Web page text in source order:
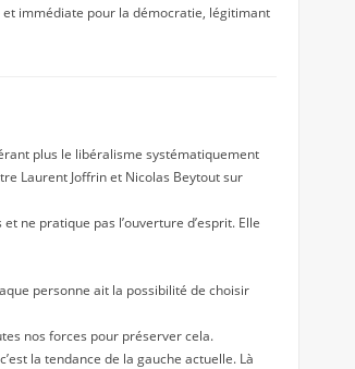
et immédiate pour la démocratie, légitimant
plus le libéralisme systématiquement
Laurent Joffrin et Nicolas Beytout sur
ne pratique pas l’ouverture d’esprit. Elle
personne ait la possibilité de choisir
nos forces pour préserver cela.
la tendance de la gauche actuelle. Là